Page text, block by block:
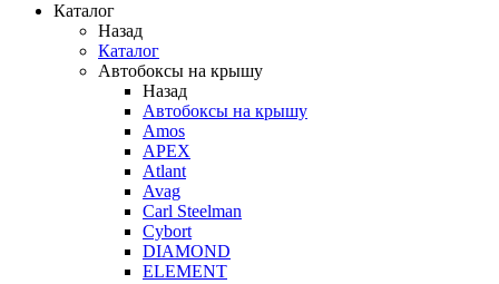
Каталог
Назад
Каталог
Автобоксы на крышу
Назад
Автобоксы на крышу
Amos
APEX
Atlant
Avag
Carl Steelman
Cybort
DIAMOND
ELEMENT